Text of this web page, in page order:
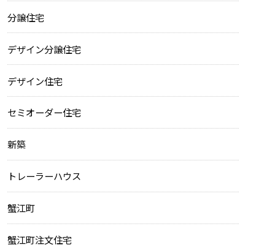
分譲住宅
デザイン分譲住宅
デザイン住宅
セミオーダー住宅
新築
トレーラーハウス
蟹江町
蟹江町注文住宅